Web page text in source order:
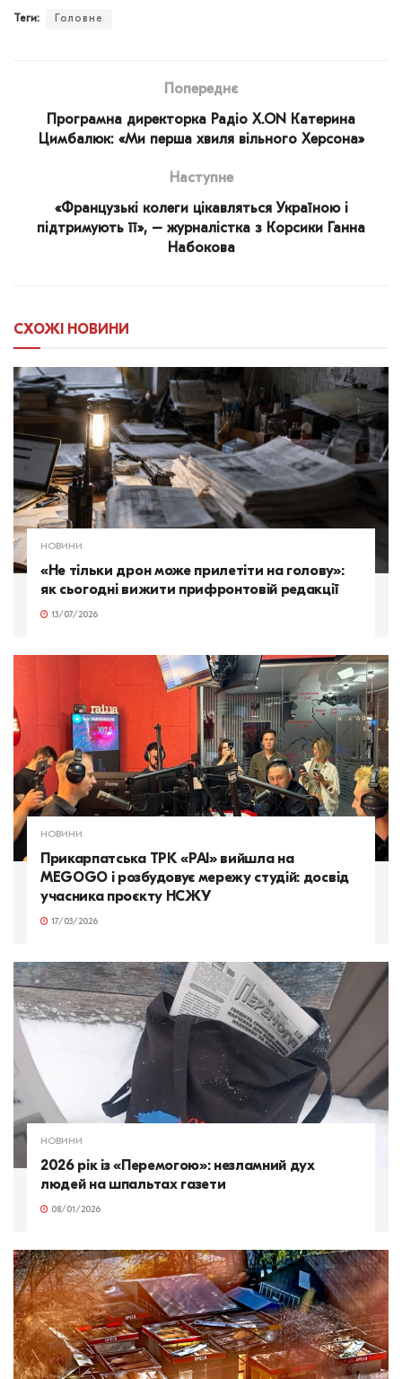
Теги: Головне
Попереднє
Програмна директорка Радіо X.ON Катерина
Цимбалюк: «Ми перша хвиля вільного Херсона»
Наступне
«Французькі колеги цікавляться Україною і
підтримують її», – журналістка з Корсики Ганна
Набокова
СХОЖІ НОВИНИ
НОВИНИ
«Не тільки дрон може прилетіти на голову»:
як сьогодні вижити прифронтовій редакції
13/07/2026
НОВИНИ
Прикарпатська ТРК «РАІ» вийшла на
MEGOGO і розбудовує мережу студій: досвід
учасника проєкту НСЖУ
17/03/2026
НОВИНИ
2026 рік із «Перемогою»: незламний дух
людей на шпальтах газети
08/01/2026